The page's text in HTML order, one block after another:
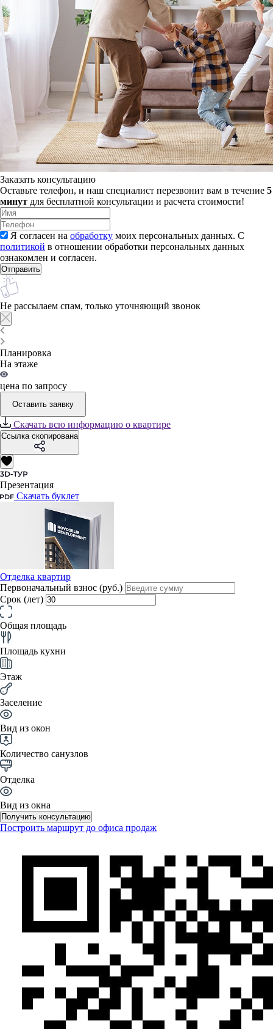
Заказать консультацию
Оставьте телефон, и наш специалист перезвонит вам в течение 5
минут для бесплатной консультации и расчета стоимости!
Я согласен на обработку моих персональных данных. С
политикой в отношении обработки персональных данных
ознакомлен и согласен.
Не рассылаем спам, только уточняющий звонок
Планировка
На этаже
цена по запросу
Оставить заявку
Скачать всю информацию о квартире
Ссылка скопирована
Презентация
Скачать буклет
Отделка квартир
Первоначальный взнос (руб.)
Срок (лет)
Общая площадь
Площадь кухни
Этаж
Заселение
Вид из окон
Количество санузлов
Отделка
Вид из окна
Получить консультацию
Построить маршрут до офиса продаж